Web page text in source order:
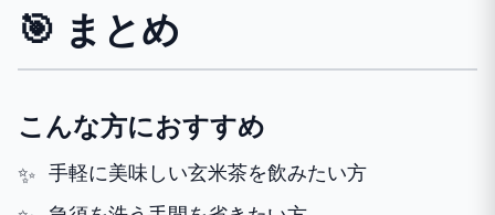
🎯 まとめ
こんな方におすすめ
手軽に美味しい玄米茶を飲みたい方